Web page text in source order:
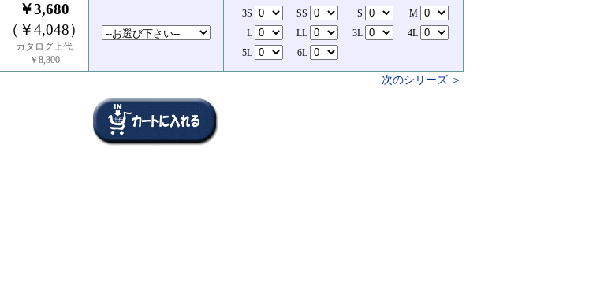
￥3,680
（￥4,048）
カタログ上代
￥8,800
3S SS S
M
L
LL 3L
4L
5L
6L
次のシリーズ ＞